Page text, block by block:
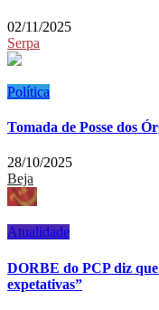
02/11/2025
Serpa
Política
Tomada de Posse dos
28/10/2025
Beja
Atualidade
DORBE do PCP diz
expetativas”